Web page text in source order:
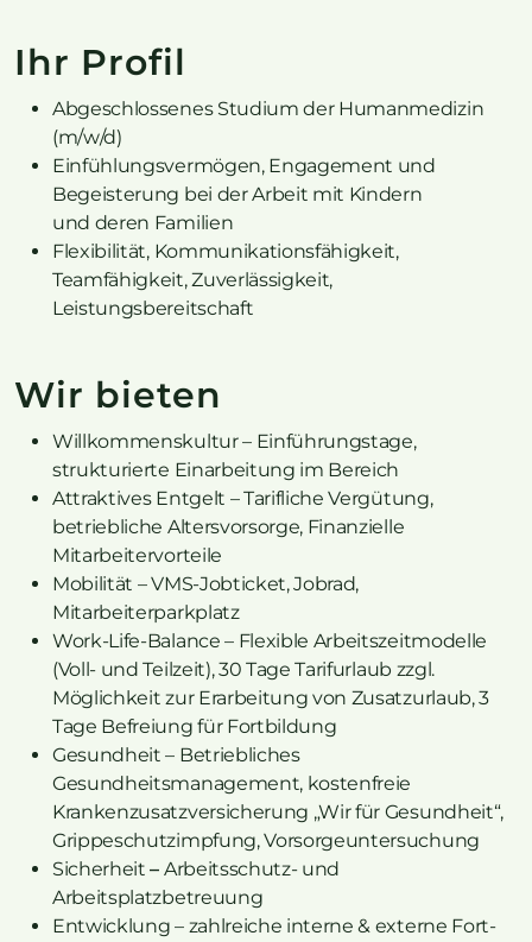
Ihr Profil
Abgeschlossenes Studium der Humanmedizin
(m/w/d)
Einfühlungsvermögen, Engagement und
Begeisterung bei der Arbeit mit Kindern
und deren Familien
Flexibilität, Kommunikationsfähigkeit,
Teamfähigkeit, Zuverlässigkeit,
Leistungsbereitschaft
Wir bieten
Willkommenskultur – Einführungstage,
strukturierte Einarbeitung im Bereich
Attraktives Entgelt – Tarifliche Vergütung,
betriebliche Altersvorsorge, Finanzielle
Mitarbeitervorteile
Mobilität – VMS-Jobticket, Jobrad,
Mitarbeiterparkplatz
Work-Life-Balance – Flexible Arbeitszeitmodelle
(Voll- und Teilzeit), 30 Tage Tarifurlaub zzgl.
Möglichkeit zur Erarbeitung von Zusatzurlaub, 3
Tage Befreiung für Fortbildung
Gesundheit – Betriebliches
Gesundheitsmanagement, kostenfreie
Krankenzusatzversicherung „Wir für Gesundheit“,
Grippeschutzimpfung, Vorsorgeuntersuchung
Sicherheit– Arbeitsschutz- und
Arbeitsplatzbetreuung
Entwicklung – zahlreiche interne & externe Fort-